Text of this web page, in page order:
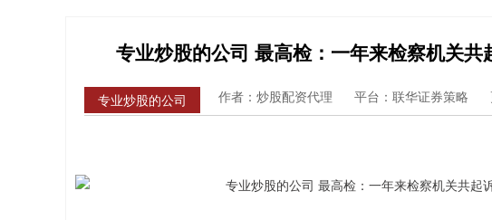
专业炒股的公司 最高检：一年来检察机关
专业炒股的公司 作者：炒股配资代理 平台：联华证券策略